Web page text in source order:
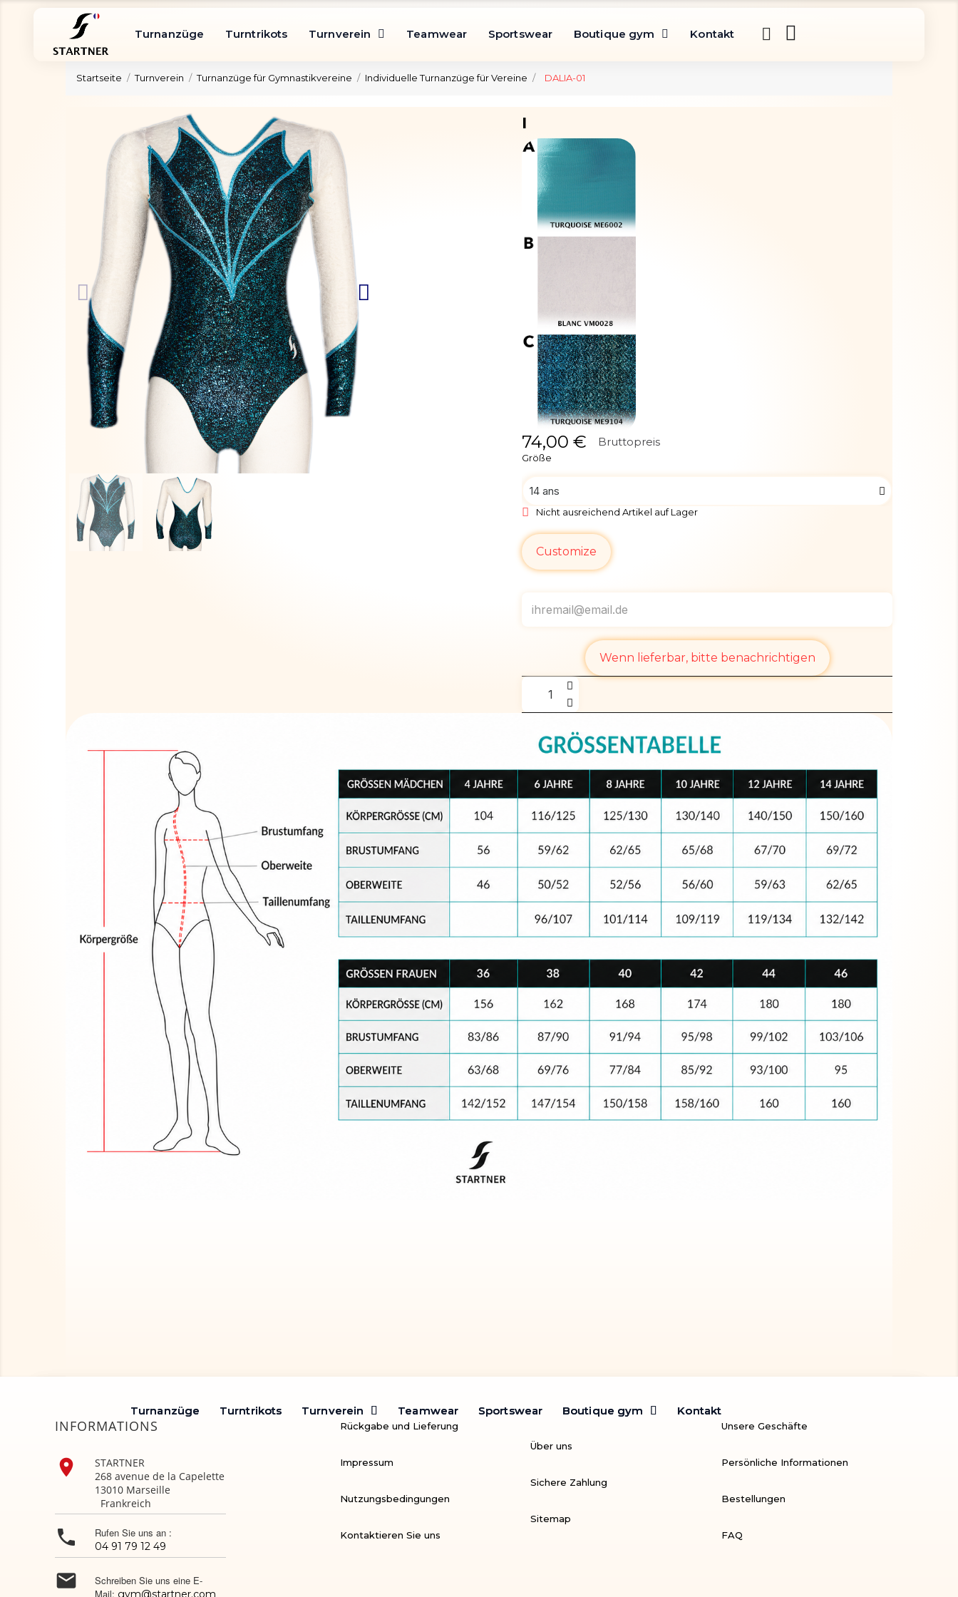
Turnanzüge Turntrikots Turnverein Teamwear Sportswear Boutique gym Kontakt
Startseite Turnverein Turnanzüge für Gymnastikvereine Individuelle Turnanzüge für Vereine DALIA-01
I
74,00 € Bruttopreis
Größe
Nicht ausreichend Artikel auf Lager
Customize
Wenn lieferbar, bitte benachrichtigen
Turnanzüge Turntrikots Turnverein Teamwear Sportswear Boutique gym Kontakt
Turnanzüge Turntrikots Turnverein Teamwear Sportswear Boutique gym Kontakt
INFORMATIONS

STARTNER
268 avenue de la Capelette
13010 Marseille
Frankreich
 Rufen Sie uns an :
04 91 79 12 49

Schreiben Sie uns eine E-
Mail: gym@startner.com
Rückgabe und Lieferung
Impressum
Nutzungsbedingungen
Kontaktieren Sie uns
Über uns
Sichere Zahlung
Sitemap
Unsere Geschäfte
Persönliche Informationen
Bestellungen
FAQ